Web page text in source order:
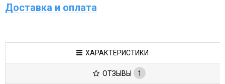
Доставка и оплата
ХАРАКТЕРИСТИКИ
ОТЗЫВЫ 1